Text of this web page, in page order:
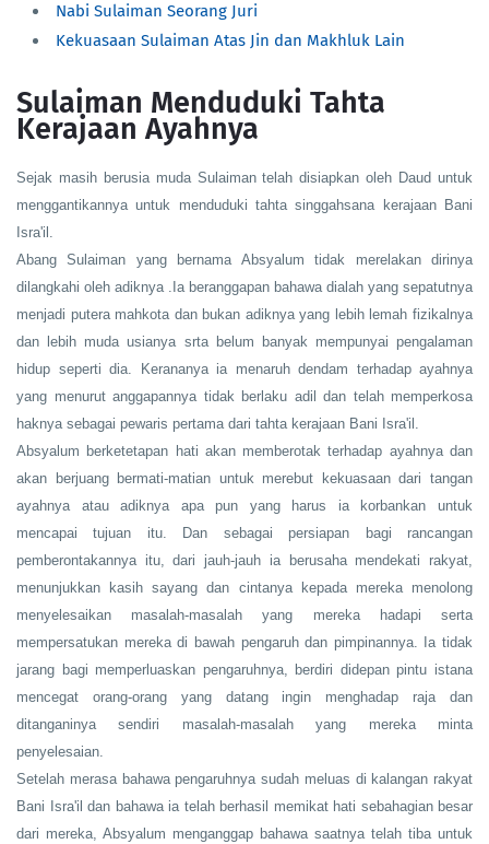
Nabi Sulaiman Seorang Juri
Kekuasaan Sulaiman Atas Jin dan Makhluk Lain
Sulaiman Menduduki Tahta
Kerajaan Ayahnya
Sejak masih berusia muda Sulaiman telah disiapkan oleh Daud untuk
menggantikannya untuk menduduki tahta singgahsana kerajaan Bani
Isra'il.
Abang Sulaiman yang bernama Absyalum tidak merelakan dirinya
dilangkahi oleh adiknya .Ia beranggapan bahawa dialah yang sepatutnya
menjadi putera mahkota dan bukan adiknya yang lebih lemah fizikalnya
dan lebih muda usianya srta belum banyak mempunyai pengalaman
hidup seperti dia. Kerananya ia menaruh dendam terhadap ayahnya
yang menurut anggapannya tidak berlaku adil dan telah memperkosa
haknya sebagai pewaris pertama dari tahta kerajaan Bani Isra'il.
Absyalum berketetapan hati akan memberotak terhadap ayahnya dan
akan berjuang bermati-matian untuk merebut kekuasaan dari tangan
ayahnya atau adiknya apa pun yang harus ia korbankan untuk
mencapai tujuan itu. Dan sebagai persiapan bagi rancangan
pemberontakannya itu, dari jauh-jauh ia berusaha mendekati rakyat,
menunjukkan kasih sayang dan cintanya kepada mereka menolong
menyelesaikan masalah-masalah yang mereka hadapi serta
mempersatukan mereka di bawah pengaruh dan pimpinannya. Ia tidak
jarang bagi memperluaskan pengaruhnya, berdiri didepan pintu istana
mencegat orang-orang yang datang ingin menghadap raja dan
ditanganinya sendiri masalah-masalah yang mereka minta
penyelesaian.
Setelah merasa bahawa pengaruhnya sudah meluas di kalangan rakyat
Bani Isra'il dan bahawa ia telah berhasil memikat hati sebahagian besar
dari mereka, Absyalum menganggap bahawa saatnya telah tiba untuk